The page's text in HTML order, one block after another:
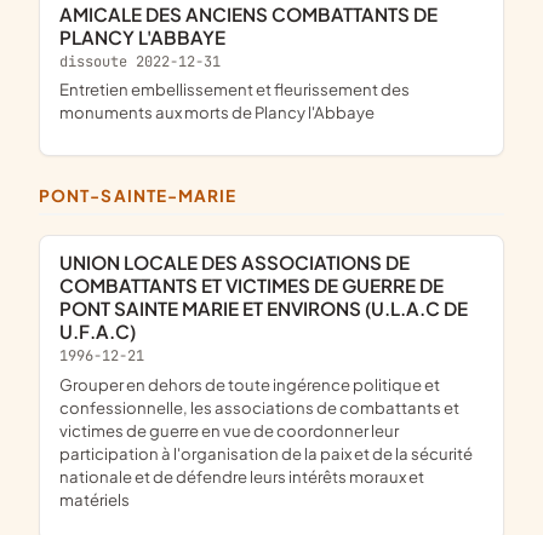
AMICALE DES ANCIENS COMBATTANTS DE
PLANCY L'ABBAYE
dissoute 2022-12-31
entretien embellissement et fleurissement des
monuments aux morts de Plancy l'Abbaye
PONT-SAINTE-MARIE
UNION LOCALE DES ASSOCIATIONS DE
COMBATTANTS ET VICTIMES DE GUERRE DE
PONT SAINTE MARIE ET ENVIRONS (U.L.A.C DE
U.F.A.C)
1996-12-21
grouper en dehors de toute ingérence politique et
confessionnelle, les associations de combattants et
victimes de guerre en vue de coordonner leur
participation à l'organisation de la paix et de la sécurité
nationale et de défendre leurs intérêts moraux et
matériels